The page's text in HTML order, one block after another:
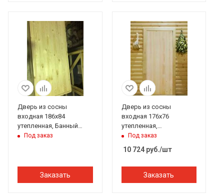
Дверь из сосны
входная 186х84
утепленная, Банный
Перец
Под заказ
Заказать
Дверь из сосны
входная 176х76
утепленная,
бессучковая Банный
Перец
Под заказ
10 724руб./шт
Заказать